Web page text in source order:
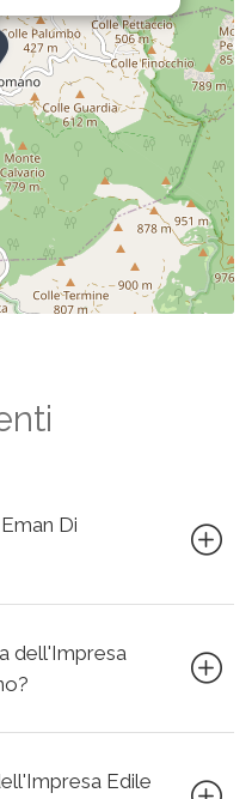
Di
dell'Impresa
Edile